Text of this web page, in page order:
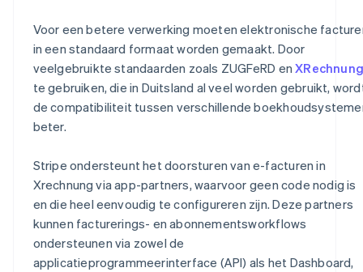
Voor een betere verwerking moeten elektronische
in een standaard formaat worden gemaakt. Door
veelgebruikte standaarden zoals ZUGFeRD enXRechnung
te gebruiken, die in Duitsland al veel worden gebruikt,
de compatibiliteit tussen verschillende
beter.
Stripe ondersteunt het doorsturen van e-facturen in
Xrechnung via app-partners, waarvoor geen code nodig is
en die heel eenvoudig te configureren zijn. Deze partners
kunnen facturerings- en abonnementsworkflows
ondersteunen via zowel de
applicatieprogrammeerinterface (API) als het Dashboard,